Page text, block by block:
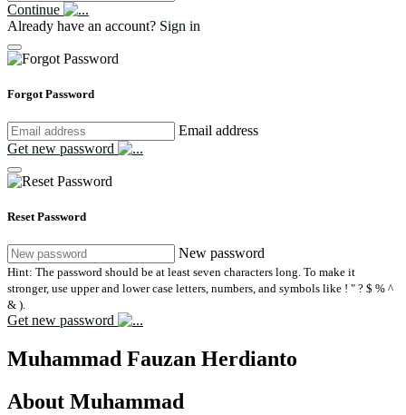
Continue
Already have an account? Sign in
Forgot Password
Email address
Get new password
Reset Password
New password
Hint: The password should be at least seven characters long. To make it
stronger, use upper and lower case letters, numbers, and symbols like ! " ? $ % ^
& ).
Get new password
Muhammad Fauzan Herdianto
About Muhammad